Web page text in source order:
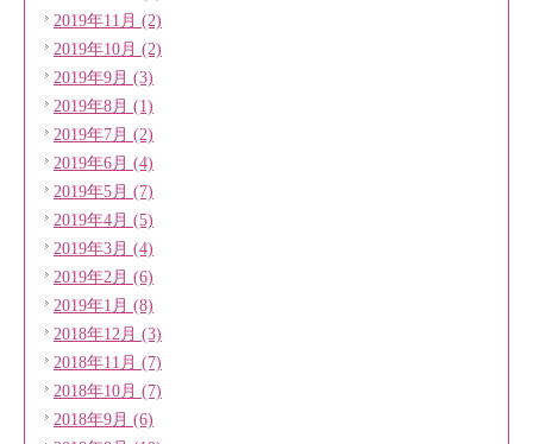
2019年11月 (2)
2019年10月 (2)
2019年9月 (3)
2019年8月 (1)
2019年7月 (2)
2019年6月 (4)
2019年5月 (7)
2019年4月 (5)
2019年3月 (4)
2019年2月 (6)
2019年1月 (8)
2018年12月 (3)
2018年11月 (7)
2018年10月 (7)
2018年9月 (6)